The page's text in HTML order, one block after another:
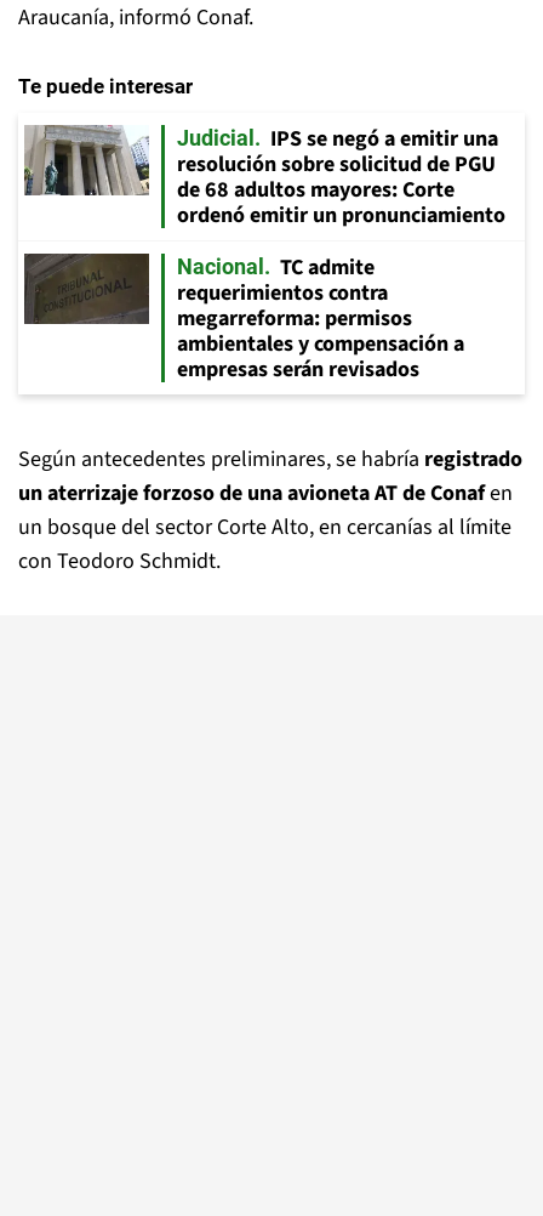
Araucanía, informó Conaf.
Te puede interesar
Judicial
IPS se negó a emitir una
resolución sobre solicitud de PGU
de 68 adultos mayores: Corte
ordenó emitir un pronunciamiento
Nacional
TC admite
requerimientos contra
megarreforma: permisos
ambientales y compensación a
empresas serán revisados
Según antecedentes preliminares, se habría registrado
un aterrizaje forzoso de una avioneta AT de Conafen
un bosque del sector Corte Alto, en cercanías al límite
con Teodoro Schmidt.